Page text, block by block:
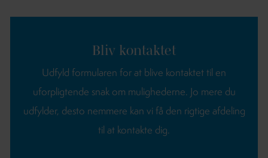
Bliv kontaktet
Udfyld formularen for at blive kontaktet til en
uforpligtende snak om mulighederne. Jo mere du
udfylder, desto nemmere kan vi få den rigtige afdeling
til at kontakte dig.